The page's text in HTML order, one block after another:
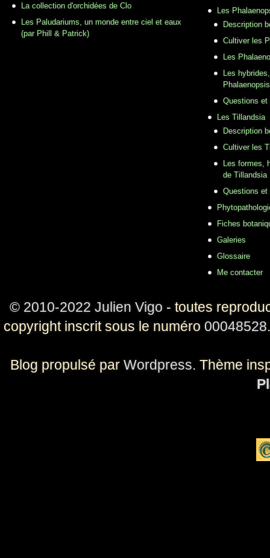
La collection d'orchidées de Clo
Les Paludariums, un monde entre ciel et eaux
(par Phill & Patrick)
Les
Description
Cultiver les
Les
Les
Phalaenopsis
Questions et
Les Tillandsia
Description
Cultiver les
Les formes,
de Tillandsia
Questions et
Fiches
Galeries
Glossaire
Me contacter
© 2010-2022 Julien Vigo - toutes
copyright inscrit sous le numéro 00048528
Blog propulsé par Wordpress. Thème